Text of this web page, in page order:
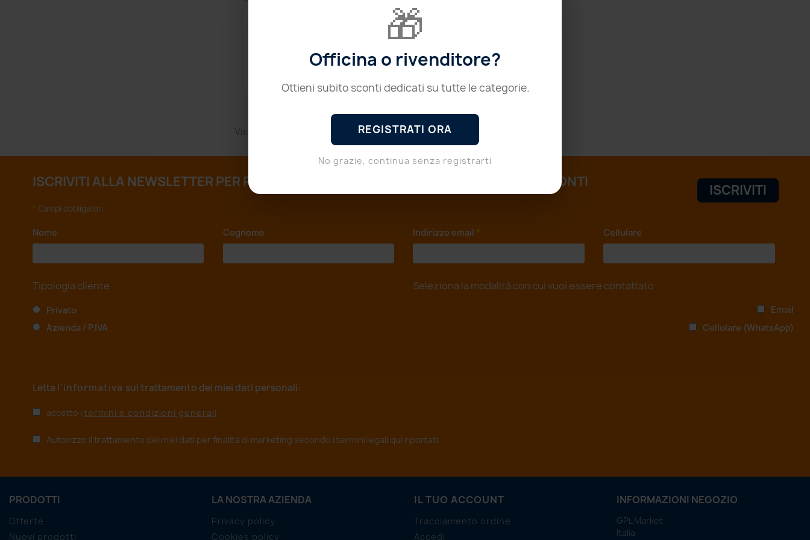
🎁
Officina o rivenditore?
Ottieni subito sconti dedicati su tutte le categorie.
REGISTRATI ORA
No grazie, continua senza registrarti
Anteprima
RAIL LANDI RENZO 3 CIL. S...
341,60 €
Visualizzati 1-4 su 4 articoli
ISCRIVITI ALLA NEWSLETTER PER RIMANERE SEMPRE AGGIORNATO SU NOVITÀ E SCONTI
* Campi obbligatori
Nome Cognome Indirizzo email * Cellulare
Tipologia cliente
Privato
Azienda / P.IVA
Seleziona la modalità con cui vuoi essere contattato
Email
Cellulare (WhatsApp)
Letta l'informativa sul trattamento dei miei dati personali:
accetto i termini e condizioni generali
Autorizzo il trattamento dei miei dati per finalità di marketing secondo i termini legali qui riportati
PRODOTTI
Offerte
Nuovi prodotti
LA NOSTRA AZIENDA
Privacy policy
Cookies policy
IL TUO ACCOUNT
Tracciamento ordine
Accedi
INFORMAZIONI NEGOZIO
GPL Market
Italia